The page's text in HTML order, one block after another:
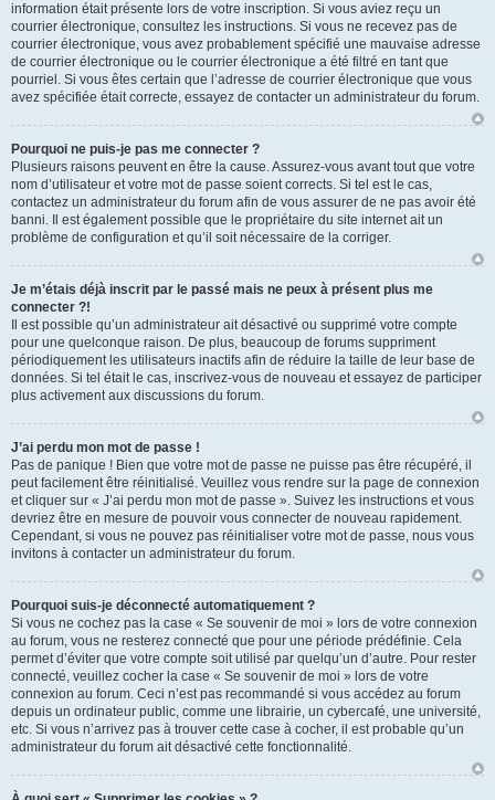
information était présente lors de votre inscription. Si vous aviez reçu un
courrier électronique, consultez les instructions. Si vous ne recevez pas de
courrier électronique, vous avez probablement spécifié une mauvaise adresse
de courrier électronique ou le courrier électronique a été filtré en tant que
pourriel. Si vous êtes certain que l’adresse de courrier électronique que vous
avez spécifiée était correcte, essayez de contacter un administrateur du forum.
Pourquoi ne puis-je pas me connecter ?
Plusieurs raisons peuvent en être la cause. Assurez-vous avant tout que votre
nom d’utilisateur et votre mot de passe soient corrects. Si tel est le cas,
contactez un administrateur du forum afin de vous assurer de ne pas avoir été
banni. Il est également possible que le propriétaire du site internet ait un
problème de configuration et qu’il soit nécessaire de la corriger.
Je m’étais déjà inscrit par le passé mais ne peux à présent plus me
connecter ?!
Il est possible qu’un administrateur ait désactivé ou supprimé votre compte
pour une quelconque raison. De plus, beaucoup de forums suppriment
périodiquement les utilisateurs inactifs afin de réduire la taille de leur base de
données. Si tel était le cas, inscrivez-vous de nouveau et essayez de participer
plus activement aux discussions du forum.
J’ai perdu mon mot de passe !
Pas de panique ! Bien que votre mot de passe ne puisse pas être récupéré, il
peut facilement être réinitialisé. Veuillez vous rendre sur la page de connexion
et cliquer sur « J’ai perdu mon mot de passe ». Suivez les instructions et vous
devriez être en mesure de pouvoir vous connecter de nouveau rapidement.
Cependant, si vous ne pouvez pas réinitialiser votre mot de passe, nous vous
invitons à contacter un administrateur du forum.
Pourquoi suis-je déconnecté automatiquement ?
Si vous ne cochez pas la case « Se souvenir de moi » lors de votre connexion
au forum, vous ne resterez connecté que pour une période prédéfinie. Cela
permet d’éviter que votre compte soit utilisé par quelqu’un d’autre. Pour rester
connecté, veuillez cocher la case « Se souvenir de moi » lors de votre
connexion au forum. Ceci n’est pas recommandé si vous accédez au forum
depuis un ordinateur public, comme une librairie, un cybercafé, une université,
etc. Si vous n’arrivez pas à trouver cette case à cocher, il est probable qu’un
administrateur du forum ait désactivé cette fonctionnalité.